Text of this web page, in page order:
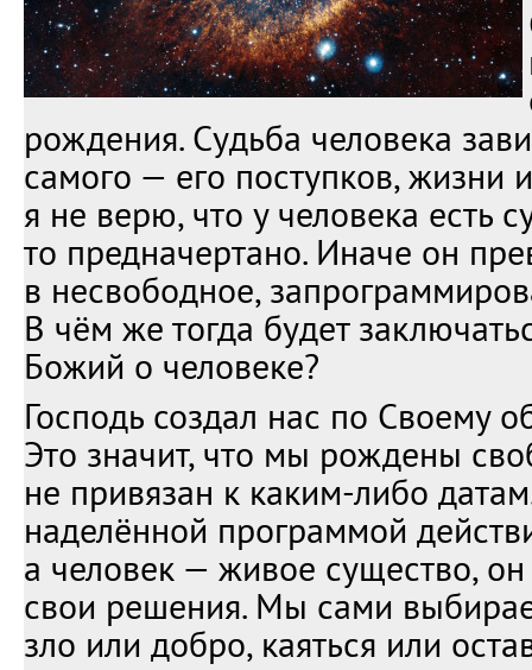
рождения. Судьба человека
самого — его поступков, жизни
я не верю, что у человека есть
то предначертано. Иначе он
в несвободное,
В чём же тогда будет
Божий о человеке?
Господь создал нас по Своему
Это значит, что мы рождены
не привязан к каким-либо
наделённой программой
а человек — живое существо,
свои решения. Мы сами
зло или добро, каяться или